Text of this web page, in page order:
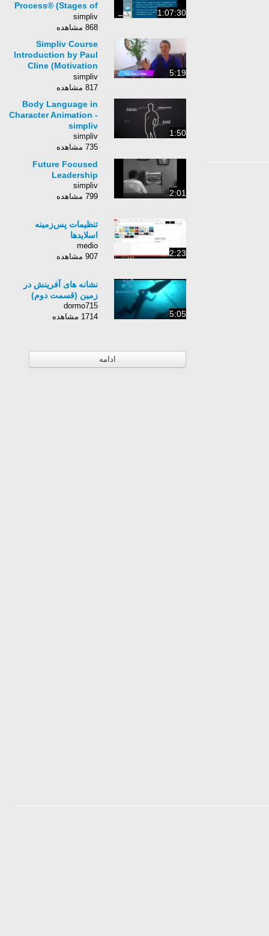
1:07:30
Process® (Stages of
Successful
Innovation Process
simpliv
868 مشاهده
5:19
Simpliv Course
Introduction by Paul
Cline (Motivation
Skills To Achieve
Goals)
simpliv
817 مشاهده
1:50
Body Language in
Character Animation -
simpliv
simpliv
735 مشاهده
2:01
Future Focused
Leadership
simpliv
799 مشاهده
2:23
تنظیمات پس‌زمینه
اسلایدها
medio
907 مشاهده
5:05
نشانه های آفرينش در
زمين (قسمت دوم)
dormo715
1714 مشاهده
ادامه